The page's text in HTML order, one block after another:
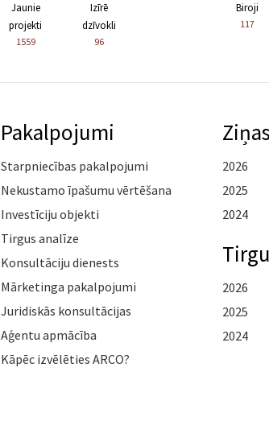
Jaunie
projekti
1559
Izīrē
dzīvokli
96
Biroji
117
Pakalpojumi
Starpniecības pakalpojumi
Nekustamo īpašumu vērtēšana
Investīciju objekti
Tirgus analīze
Konsultāciju dienests
Mārketinga pakalpojumi
Juridiskās konsultācijas
Aģentu apmācība
Kāpēc izvēlēties ARCO?
Ziņas
2026
2025
2024
2026
2025
2024